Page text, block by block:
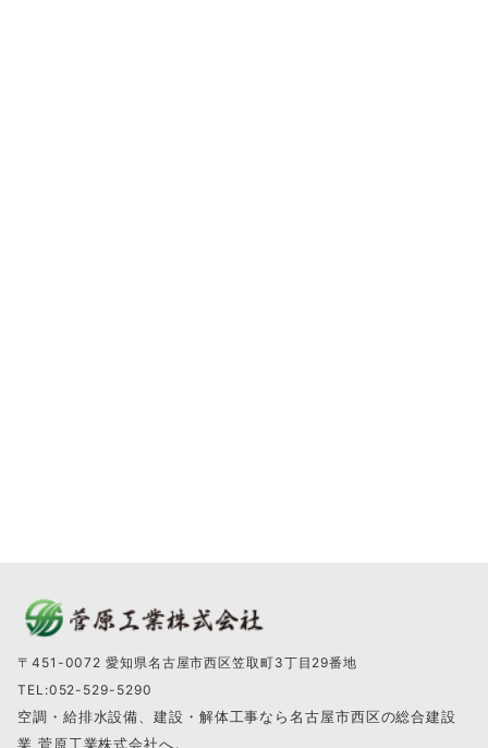
〒451-0072 愛知県名古屋市西区笠取町3丁目29番地
TEL:052-529-5290
空調・給排水設備、建設・解体工事なら名古屋市西区の総合建設
業 菅原工業株式会社へ。